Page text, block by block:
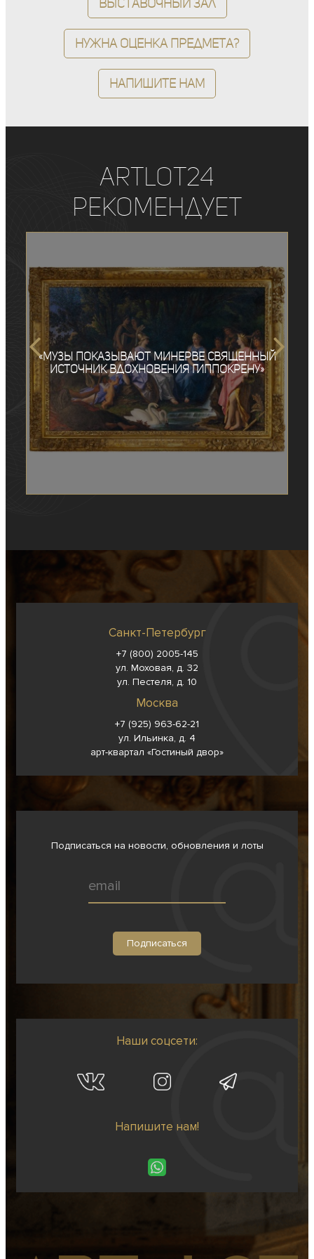
Нужна оценка предмета?
Напишите нам
ArtLot24
рекомендует
«Музы показывают Минерве священный
источник вдохновения Гиппокрену»
Санкт-Петербург
+7 (800) 2005-145
ул. Моховая, д. 32
ул. Пестеля, д. 10
Москва
+7 (925) 963-62-21
ул. Ильинка, д. 4
арт-квартал «Гостиный двор»
Подписаться на новости, обновления и лоты
Наши соцсети:
Напишите нам!